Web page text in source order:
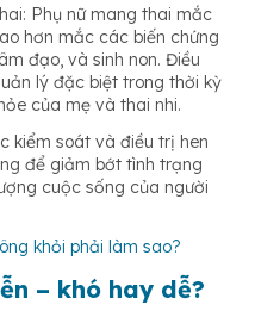
Phụ nữ mang thai mắc
hơn mắc các biến chứng
đạo, và sinh non. Điều
lý đặc biệt trong thời kỳ
của mẹ và thai nhi.
kiểm soát và điều trị hen
để giảm bớt tình trạng
cuộc sống của người
khỏi phải làm sao?
– khó hay dễ?